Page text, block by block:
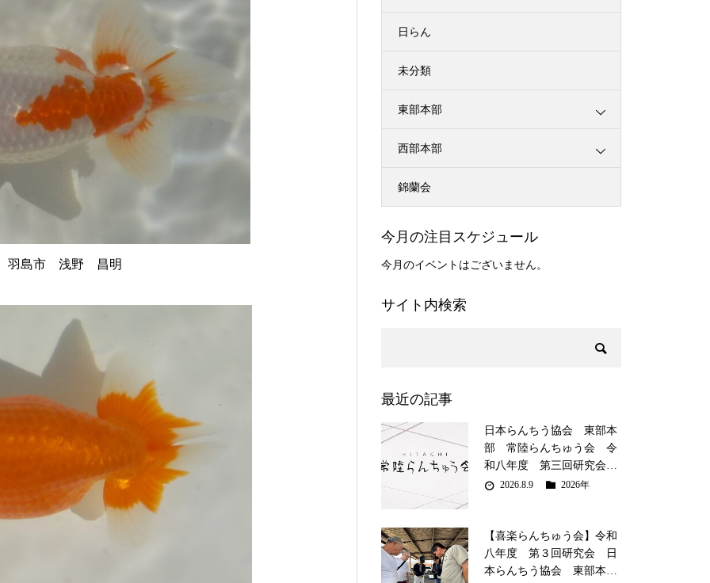
島市 浅野 昌明
日らん
未分類
東部本部
西部本部
錦蘭会
今月の注目スケジュール
今月のイベントはございません。
サイト内検索
最近の記事
日本らんちう協会 東部本
部 常陸らんちゅう会 令
和八年度 第三回研究会…
2026.8.9 2026年
【喜楽らんちゅう会】令和
八年度 第３回研究会 日
本らんちう協会 東部本…